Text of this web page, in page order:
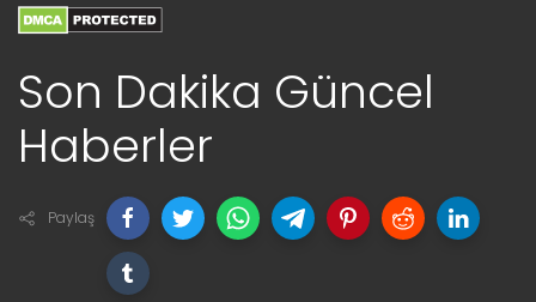
Son Dakika Güncel
Haberler
Paylaş